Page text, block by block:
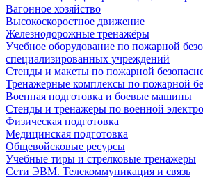
Вагонное хозяйство
Высокоскоростное движение
Железнодорожные тренажёры
Учебное оборудование по пожарной
специализированных учреждений
Стенды и макеты по пожарной
Тренажерные комплексы по пожарной
Военная подготовка и боевые машины
Стенды и тренажеры по военной
Физическая подготовка
Медицинская подготовка
Общевойсковые ресурсы
Учебные тиры и стрелковые тренажеры
Сети ЭВМ. Телекоммуникация и связь